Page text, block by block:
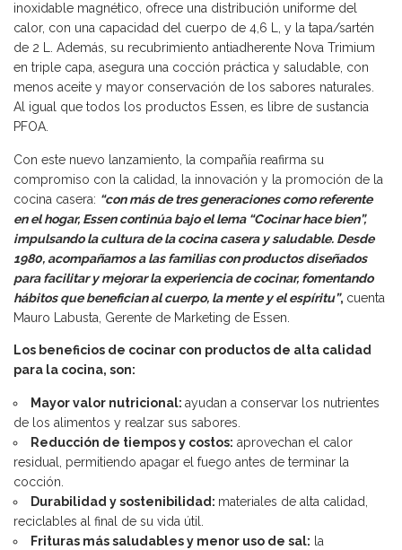
inoxidable magnético, ofrece una distribución uniforme del
calor, con una capacidad del cuerpo de 4,6 L, y la tapa/sartén
de 2 L. Además, su recubrimiento antiadherente Nova Trimium
en triple capa, asegura una cocción práctica y saludable, con
menos aceite y mayor conservación de los sabores naturales.
Al igual que todos los productos Essen, es libre de sustancia
PFOA.
Con este nuevo lanzamiento, la compañía reafirma su
compromiso con la calidad, la innovación y la promoción de la
cocina casera: “con más de tres generaciones como referente
en el hogar, Essen continúa bajo el lema “Cocinar hace bien”,
impulsando la cultura de la cocina casera y saludable. Desde
1980, acompañamos a las familias con productos diseñados
para facilitar y mejorar la experiencia de cocinar, fomentando
hábitos que benefician al cuerpo, la mente y el espíritu”, cuenta
Mauro Labusta, Gerente de Marketing de Essen.
Los beneficios de cocinar con productos de alta calidad
para la cocina, son:
Mayor valor nutricional: ayudan a conservar los nutrientes
de los alimentos y realzar sus sabores.
Reducción de tiempos y costos: aprovechan el calor
residual, permitiendo apagar el fuego antes de terminar la
cocción.
Durabilidad y sostenibilidad: materiales de alta calidad,
reciclables al final de su vida útil.
Frituras más saludables y menor uso de sal: la